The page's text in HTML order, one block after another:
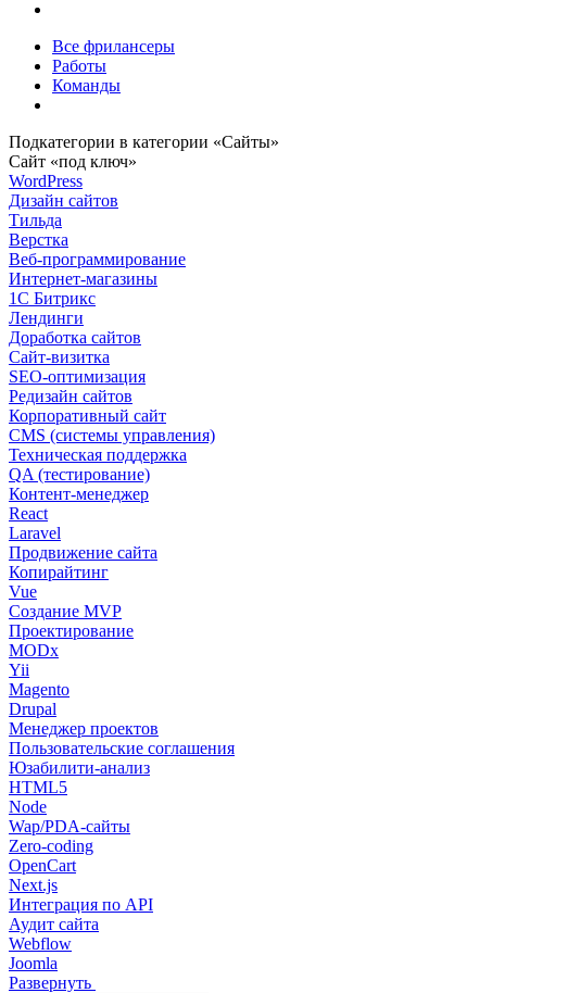
Все фрилансеры
Работы
Команды
Подкатегории в категории «Сайты»
Сайт «под ключ»
WordPress
Дизайн сайтов
Тильда
Верстка
Веб-программирование
Интернет-магазины
1С Битрикс
Лендинги
Доработка сайтов
Сайт-визитка
SEO-оптимизация
Редизайн сайтов
Корпоративный сайт
CMS (системы управления)
Техническая поддержка
QA (тестирование)
Контент-менеджер
React
Laravel
Продвижение сайта
Копирайтинг
Vue
Создание MVP
Проектирование
MODx
Yii
Magento
Drupal
Менеджер проектов
Пользовательские соглашения
Юзабилити-анализ
HTML5
Node
Wap/PDA-сайты
Zero-coding
OpenCart
Next.js
Интеграция по API
Аудит сайта
Webflow
Joomla
Развернуть